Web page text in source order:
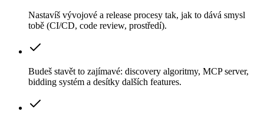
Nastavíš vývojové a release procesy tak, jak to dává smysl
tobě (CI/CD, code review, prostředí).
Budeš stavět to zajímavé: discovery algoritmy, MCP server,
bidding systém a desítky dalších features.